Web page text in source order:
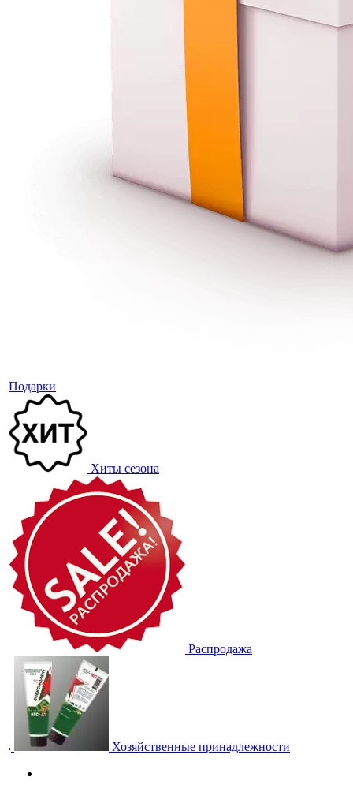
Подарки
Хиты сезона
Распродажа
Хозяйственные принадлежности